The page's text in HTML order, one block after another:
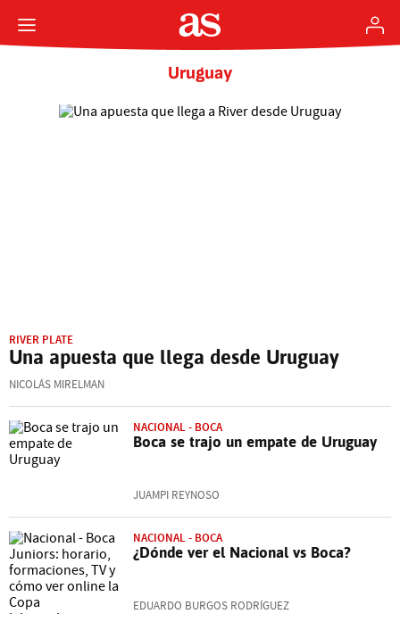
Uruguay
RIVER PLATE
Una apuesta que llega desde Uruguay
NICOLÁS MIRELMAN
NACIONAL - BOCA
Boca se trajo un empate de Uruguay
JUAMPI REYNOSO
NACIONAL - BOCA
¿Dónde ver el Nacional vs Boca?
EDUARDO BURGOS RODRÍGUEZ